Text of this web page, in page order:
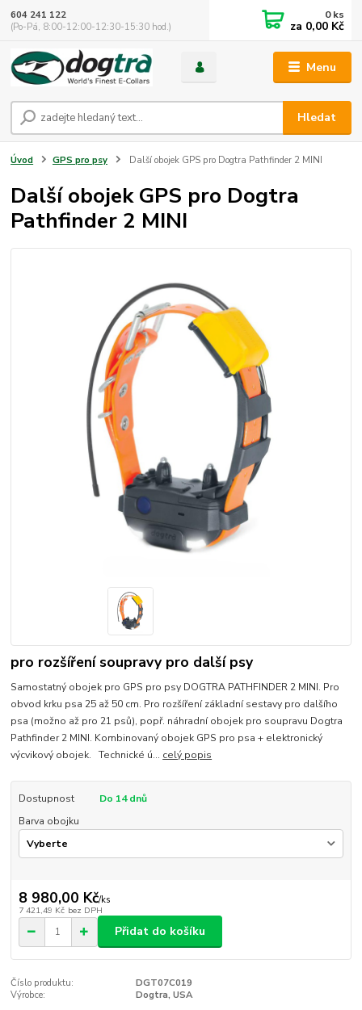
Menu
Hledat
604 241 122
(Po-Pá, 8:00-12:00-12:30-15:30 hod.)
0ks
za 0,00 Kč
Úvod GPS pro psy Další obojek GPS pro Dogtra Pathfinder 2 MINI
Další obojek GPS pro Dogtra
Pathfinder 2 MINI
pro rozšíření soupravy pro další psy
Samostatný obojek pro GPS pro psy DOGTRA PATHFINDER 2 MINI. Pro
obvod krku psa 25 až 50 cm. Pro rozšíření základní sestavy pro dalšího
psa (možno až pro 21 psů), popř. náhradní obojek pro soupravu Dogtra
Pathfinder 2 MINI. Kombinovaný obojek GPS pro psa + elektronický
výcvikový obojek. Technické ú... celý popis
Dostupnost
Do 14 dnů
Barva obojku
8 980,00 Kč/ks
7 421,49 Kč bez DPH
Přidat do košíku
Číslo produktu:
DGT07C019
Výrobce:
Dogtra, USA